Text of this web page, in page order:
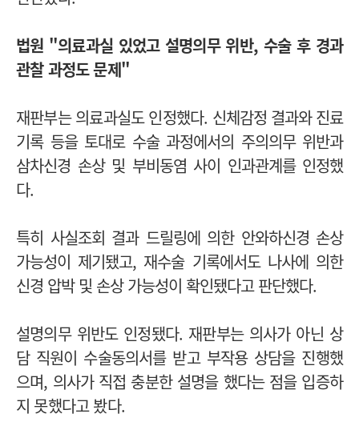
법원 "의료과실 있었고 설명의무 위반, 수술 후 경과
관찰 과정도 문제"
재판부는 의료과실도 인정했다. 신체감정 결과와 진료
기록 등을 토대로 수술 과정에서의 주의의무 위반과
삼차신경 손상 및 부비동염 사이 인과관계를 인정했
다.
특히 사실조회 결과 드릴링에 의한 안와하신경 손상
가능성이 제기됐고, 재수술 기록에서도 나사에 의한
신경 압박 및 손상 가능성이 확인됐다고 판단했다.
설명의무 위반도 인정됐다. 재판부는 의사가 아닌 상
담 직원이 수술동의서를 받고 부작용 상담을 진행했
으며, 의사가 직접 충분한 설명을 했다는 점을 입증하
지 못했다고 봤다.